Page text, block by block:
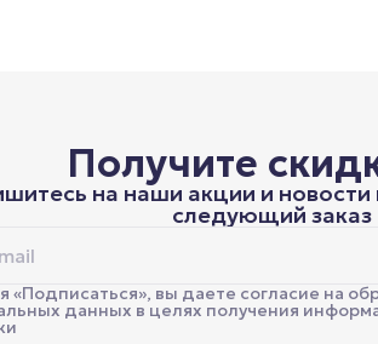
Получите
на наши акции и новости
следующий заказ
«Подписаться», вы даете согласие на
данных в целях получения